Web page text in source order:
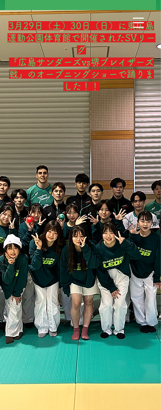
3月29日（土）30日（日）に東広島
運動公園体育館で開催されたSVリー
グ
『広島サンダーズvs堺ブレイザーズ
戦』のオープニングショーで踊りま
した！！